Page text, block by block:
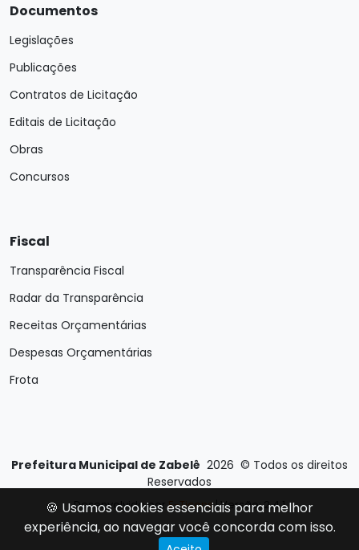
Documentos
Legislações
Publicações
Contratos de Licitação
Editais de Licitação
Obras
Concursos
Fiscal
Transparência Fiscal
Radar da Transparência
Receitas Orçamentárias
Despesas Orçamentárias
Frota
Prefeitura Municipal de Zabelê 2026 © Todos os direitos
Reservados
Desenvolvido porE-Ticons| Versão: 2.4.1
🍪 Usamos cookies essenciais para melhor
experiência, ao navegar você concorda com isso.